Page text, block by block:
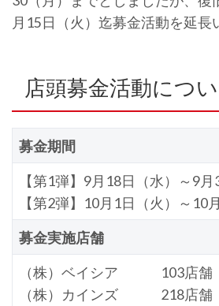
月15日（火）迄募金活動を延長
店頭募金活動につ
募金期間
【第1弾】9月18日（水）～9月
【第2弾】10月1日（火）～10
募金実施店舗
（株）ベイシア 103店舗
（株）カインズ 218店舗